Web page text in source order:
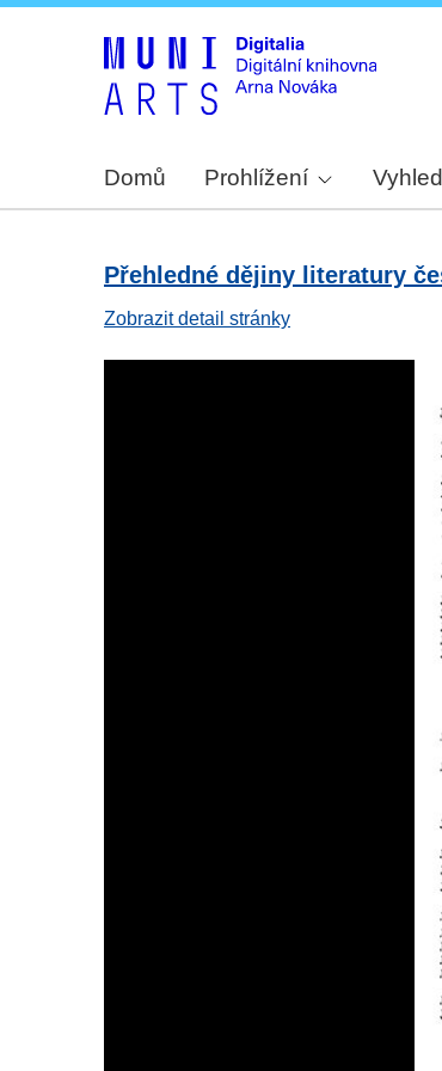
Domů Prohlížení
Přehledné dějiny literatury
Zobrazit detail stránky